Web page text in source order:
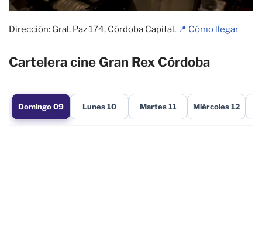
Dirección: Gral. Paz 174, Córdoba Capital. 📍 Cómo llegar
Cartelera cine Gran Rex Córdoba
Domingo 09 Lunes 10 Martes 11 Miércoles 12